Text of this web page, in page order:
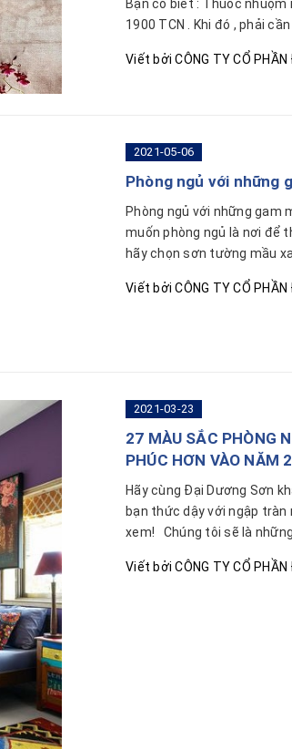
Bạn có biết : Thuốc
1900 TCN . Khi đó , phải
Viết bởiCÔNG TY CỔ
2021-05-06
Phòng ngủ với những
Phòng ngủ với những gam
muốn phòng ngủ là nơi để
hãy chọn sơn tường mầu
Viết bởiCÔNG TY CỔ
2021-03-23
27 MÀU SẮC PHÒNG
PHÚC HƠN VÀO NĂM
Hãy cùng Đại Dương Sơn
bạn thức dậy với ngập tràn
xem! Chúng tôi sẽ là
Viết bởiCÔNG TY CỔ